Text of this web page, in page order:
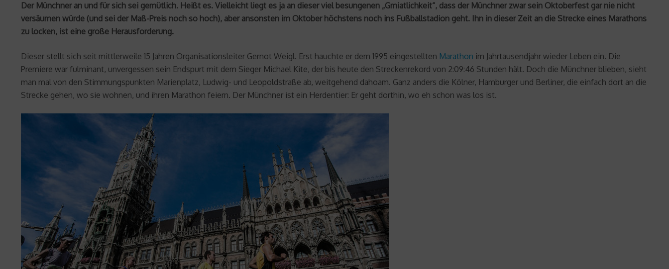
Der Münchner an und für sich sei gemütlich. Heißt es. Vielleicht liegt es ja an dieser viel besungenen „Gmiatlichkeit“, dass der Münchner zwar sein Oktoberfest gar nie nicht
versäumen würde (und sei der Maß-Preis noch so hoch), aber ansonsten im Oktober höchstens noch ins Fußballstadion geht. Ihn in dieser Zeit an die Strecke eines Marathons
zu locken, ist eine große Herausforderung.
Dieser stellt sich seit mittlerweile 15 Jahren Organisationsleiter Gernot Weigl. Erst hauchte er dem 1995 eingestellten Marathon im Jahrtausendjahr wieder Leben ein. Die
Premiere war fulminant, unvergessen sein Endspurt mit dem Sieger Michael Kite, der bis heute den Streckenrekord von 2:09:46 Stunden hält. Doch die Münchner blieben, sieht
man mal von den Stimmungspunkten Marienplatz, Ludwig- und Leopoldstraße ab, weitgehend dahoam. Ganz anders die Kölner, Hamburger und Berliner, die einfach dort an die
Strecke gehen, wo sie wohnen, und ihren Marathon feiern. Der Münchner ist ein Herdentier: Er geht dorthin, wo eh schon was los ist.